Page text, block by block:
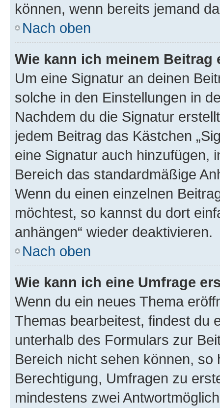
können, wenn bereits jemand
Nach oben
Wie kann ich meinem
Um eine Signatur an deinen
solche in den Einstellungen in
Nachdem du die Signatur
jedem Beitrag das Kästchen
eine Signatur auch hinzufügen,
Bereich das standardmäßige
Wenn du einen einzelnen
möchtest, so kannst du dort
anhängen“ wieder deaktivieren.
Nach oben
Wie kann ich eine Umfrage
Wenn du ein neues Thema
Themas bearbeitest, findest du
unterhalb des Formulars zur
Bereich nicht sehen können,
Berechtigung, Umfragen zu
mindestens zwei